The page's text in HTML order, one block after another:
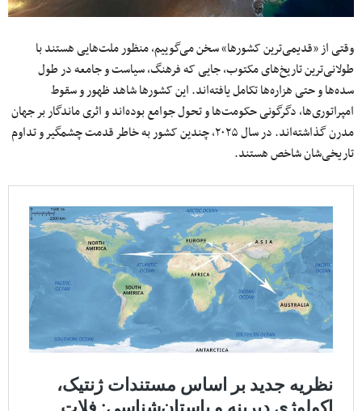
وقتی از «قدیمی‌ترین کشورها» سخن می‌گوییم، منظور ملت‌هایی هستند با
طولانی‌ترین تاریخ‌های مکتوب، جایی که فرهنگ، سیاست و جامعه در طول
سده‌ها و حتی هزاره‌ها تکامل یافته‌اند. این کشورها شاهد ظهور و سقوط
امپراتوری‌ها، دگرگونی حکومت‌ها و تحول جوامع بوده‌اند و اثری ماندگار بر جهان
مدرن گذاشته‌اند. در سال ۲۰۲۵، چندین کشور به خاطر قدمت چشمگیر و تداوم
تاریخی‌شان شاخص هستند.